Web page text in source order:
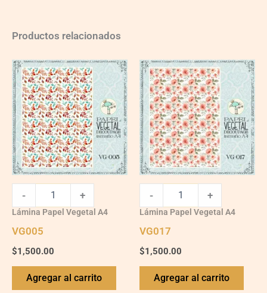
Productos relacionados
VG005
quantity
- +
Lámina Papel Vegetal A4
VG005
$1,500.00
Agregar al carrito
VG017
quantity
- +
Lámina Papel Vegetal A4
VG017
$1,500.00
Agregar al carrito